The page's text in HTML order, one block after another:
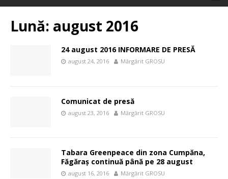
Lună: august 2016
24 august 2016 INFORMARE DE PRESĂ
august 24, 2016 Mărgărit GROSU
Comunicat de presă
august 23, 2016 Mărgărit GROSU
Tabara Greenpeace din zona Cumpăna,
Făgăraș continuă până pe 28 august
august 16, 2016 Mărgărit GROSU